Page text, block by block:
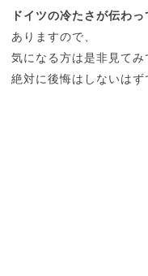
ドイツの冷たさが伝わ
ありますので、
気になる方は是非見てみ
絶対に後悔はしないはず